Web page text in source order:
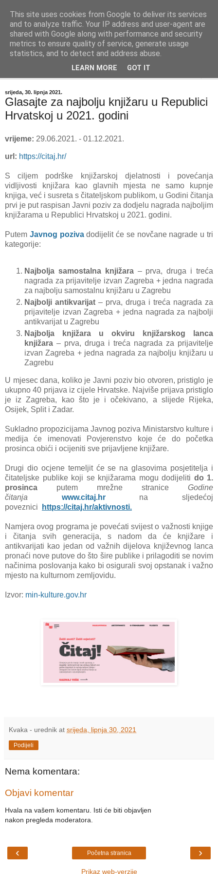
"Kvaka"
Časopis za književnost ISSN 2459-5632
srijeda, 30. lipnja 2021.
Glasajte za najbolju knjižaru u Republici
Hrvatskoj u 2021. godini
vrijeme: 29.06.2021. - 01.12.2021.
url: https://citaj.hr/
S ciljem podrške knjižarskoj djelatnosti i povećanja
vidljivosti knjižara kao glavnih mjesta ne samo kupnje
knjiga, već i susreta s čitateljskom publikom, u Godini čitanja
prvi je put raspisan Javni poziv za dodjelu nagrada najboljim
knjižarama u Republici Hrvatskoj u 2021. godini.
Putem Javnog pozivadodijelit će se novčane nagrade u tri
kategorije:
Najbolja samostalna knjižara– prva, druga i treća
nagrada za prijavitelje izvan Zagreba + jedna nagrada
za najbolju samostalnu knjižaru u Zagrebu
Najbolji antikvarijat – prva, druga i treća nagrada za
prijavitelje izvan Zagreba + jedna nagrada za najbolji
antikvarijat u Zagrebu
Najbolja knjižara u okviru knjižarskog lanca
knjižara – prva, druga i treća nagrada za prijavitelje
izvan Zagreba + jedna nagrada za najbolju knjižaru u
Zagrebu
U mjesec dana, koliko je Javni poziv bio otvoren, pristiglo je
ukupno 40 prijava iz cijele Hrvatske. Najviše prijava pristiglo
je iz Zagreba, kao što je i očekivano, a slijede Rijeka,
Osijek, Split i Zadar.
Sukladno propozicijama Javnog poziva Ministarstvo kulture i
medija će imenovati Povjerenstvo koje će do početka
prosinca obići i ocijeniti sve prijavljene knjižare.
Drugi dio ocjene temeljit će se na glasovima posjetitelja i
čitateljske publike koji se knjižarama mogu dodijeliti do 1.
prosinca putem mrežne stranice Godine
čitanja
www.citaj.hrna sljedećoj
poveznici
https://citaj.hr/aktivnosti.
Namjera ovog programa je povećati svijest o važnosti knjige
i čitanja svih generacija, s nadom da će knjižare i
antikvarijati kao jedan od važnih dijelova književnog lanca
pronaći nove putove do što šire publike i prilagoditi se novim
načinima poslovanja kako bi osigurali svoj opstanak i važno
mjesto na kulturnom zemljovidu.
Izvor: min-kulture.gov.hr
Kvaka - urednik at srijeda, lipnja 30, 2021
Podijeli
Nema komentara:
Objavi komentar
Hvala na vašem komentaru. Isti će biti objavljen
nakon pregleda moderatora.
‹ ›
Početna stranica
Prikaz web-verzije
This site uses cookies from Google to deliver its services
and to analyze traffic. Your IP address and user-agent are
shared with Google along with performance and security
metrics to ensure quality of service, generate usage
statistics, and to detect and address abuse.
LEARN MORE GOT IT